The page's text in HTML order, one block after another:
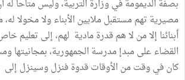
بصفة الديمومة في وزارة التربية، وليس متاحا
مصيرية تهم مستقبل ملايين الأبناء ولا مخولا
أبنائنا إلا من لا هم قدرة مادية لهم، إلى تعليم
القضاء على مبدإ مدرسة الجمهورية، بمجانيتها
كان في وقت من الأوقات قدوة فنزل وسينزل